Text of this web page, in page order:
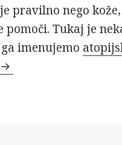
pravilno nego
pomoči. Tukaj je
imenujemo
Nasveti za blaženje